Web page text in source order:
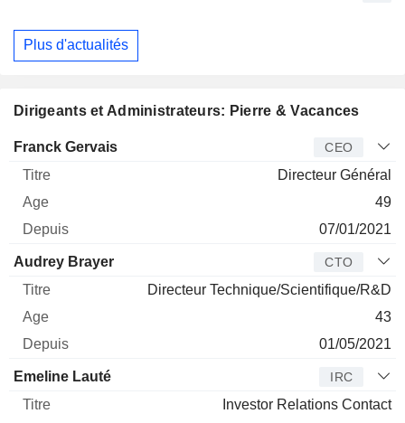
Plus d'actualités
Dirigeants et Administrateurs: Pierre & Vacances
Dirigeant Titre
Franck Gervais CEO
Directeur Général
49
07/01/2021
Audrey Brayer CTO
Directeur Technique/Scientifique/R&D
43
01/05/2021
Emeline Lauté IRC
Investor Relations Contact